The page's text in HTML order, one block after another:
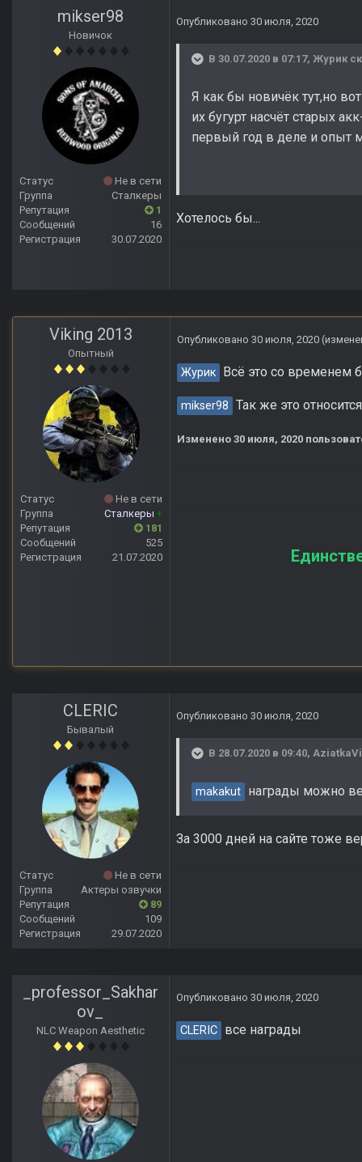
mikser98
Новичок
Статус
Не в сети
Группа
Сталкеры
Репутация
1
Сообщений
16
Регистрация
30.07.2020
Опубликовано 30 июля, 2020
В 30.07.2020 в 07:17, Журик
Я как бы новичёк тут,но
их бугурт насчёт старых
первый год в деле и опыт
Хотелось бы...
Viking 2013
Опытный
Статус
Не в сети
Группа
Сталкеры +
Репутация
181
Сообщений
525
Регистрация
21.07.2020
Опубликовано 30 июля, 2020
Журик Всё это со временем
mikser98 Так же это
Изменено 30 июля, 2020
CLERIC
Бывалый
Статус
Не в сети
Группа
Актеры озвучки
Репутация
89
Сообщений
109
Регистрация
29.07.2020
Опубликовано 30 июля, 2020
В 28.07.2020 в 09:40,
makakut награды можно
За 3000 дней на сайте тоже
_professor_Sakhar
ov_
NLC Weapon Aesthetic
Опубликовано 30 июля, 2020
CLERIC все награды